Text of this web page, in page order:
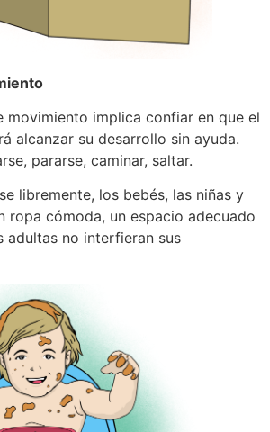
movimiento implica confiar en que el
alcanzar su desarrollo sin ayuda.
pararse, caminar, saltar.
libremente, los bebés, las niñas y
ropa cómoda, un espacio adecuado
adultas no interfieran sus